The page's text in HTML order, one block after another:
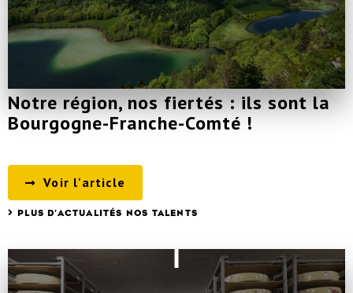
Notre région, nos fiertés : ils sont la
Bourgogne-Franche-Comté !
Voir l'article
PLUS D'ACTUALITÉS NOS TALENTS